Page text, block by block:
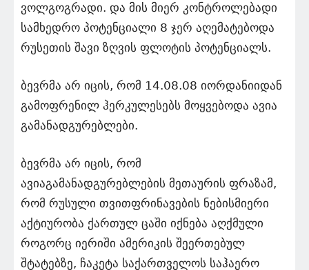
ვოლგოგრადი. და მის მიერ კონტროლებადი
სამხედრო პოტენციალი 8 ჯერ აღემატებოდა
რუსეთის შავი ზღვის ფლოტის პოტენციალს.
ბევრმა არ იცის, რომ 14.08.08 იორდანიიდან
გამოფრენილ ჰერკულესებს მოყვებოდა ავია
გამანადგურებლები.
ბევრმა არ იცის, რომ
ავიაგამანადგურებლების მეთაურის ფრაზამ,
რომ რუსული თვითფრინავების ნებისმიერი
აქტიურობა ქართულ ცაში იქნება აღქმული
როგორც იერიში ამერიკის შეერთებულ
შტატებზე, ჩაკეტა საქართველოს საჰაერო